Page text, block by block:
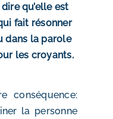
qu’elle est
fait résonner
dans la parole
les croyants.
conséquence:
la personne